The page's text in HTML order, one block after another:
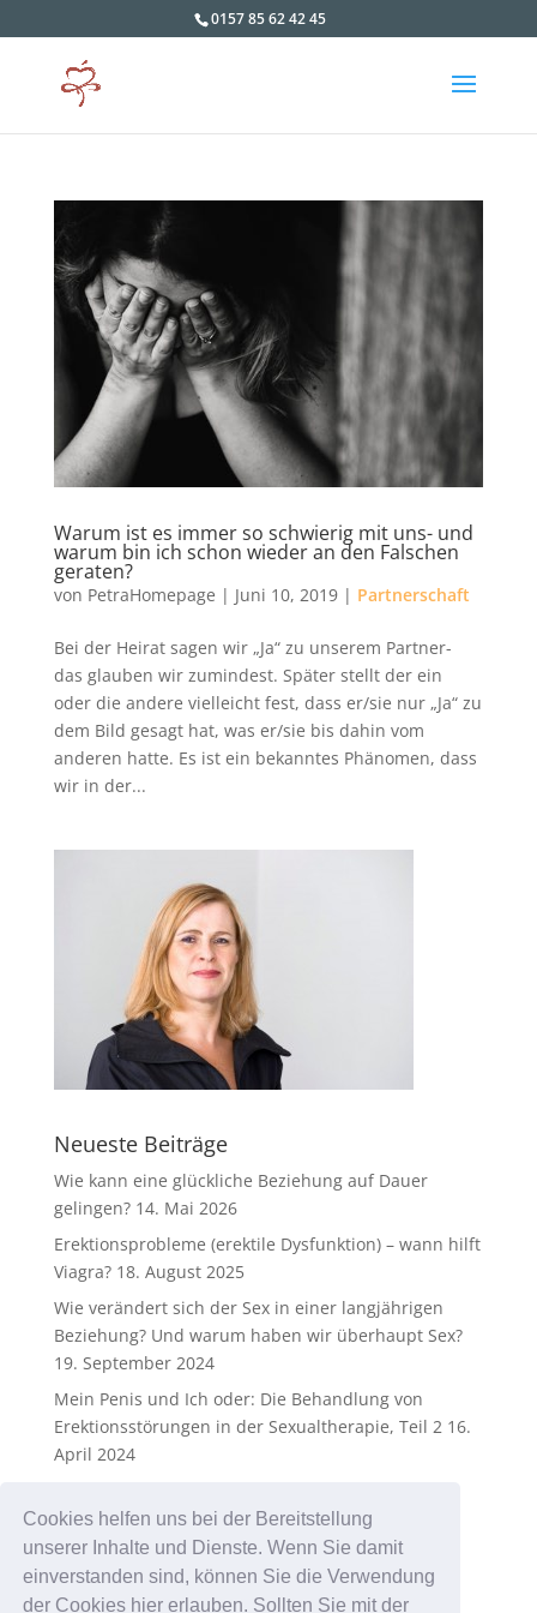
Cookies helfen uns bei der Bereitstellung
unserer Inhalte und Dienste. Wenn Sie damit
einverstanden sind, können Sie die Verwendung
der Cookies hier erlauben. Sollten Sie mit der
0157 85 62 42 45
Warum ist es immer so schwierig mit uns- und
warum bin ich schon wieder an den Falschen
geraten?
von PetraHomepage | Juni 10, 2019| Partnerschaft
Bei der Heirat sagen wir „Ja“ zu unserem Partner-
das glauben wir zumindest. Später stellt der ein
oder die andere vielleicht fest, dass er/sie nur „Ja“ zu
dem Bild gesagt hat, was er/sie bis dahin vom
anderen hatte. Es ist ein bekanntes Phänomen, dass
wir in der...
Neueste Beiträge
Wie kann eine glückliche Beziehung auf Dauer
gelingen? 14. Mai 2026
Erektionsprobleme (erektile Dysfunktion) – wann hilft
Viagra? 18. August 2025
Wie verändert sich der Sex in einer langjährigen
Beziehung? Und warum haben wir überhaupt Sex?
19. September 2024
Mein Penis und Ich oder: Die Behandlung von
Erektionsstörungen in der Sexualtherapie, Teil 2 16.
April 2024
Erektionsstörungen in der Sexualtherapie
Dezember 2023